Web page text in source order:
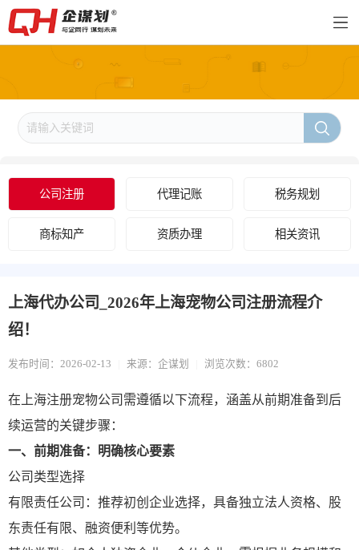
公司注册 代理记账 税务规划
商标知产 资质办理 相关资讯
上海代办公司_2026年上海宠物公司注册流程介
绍！
发布时间：2026-02-13 来源：企谋划 浏览次数：6802
在上海注册宠物公司需遵循以下流程，涵盖从前期准备到后
续运营的关键步骤：
一、前期准备：明确核心要素
公司类型选择
有限责任公司：推荐初创企业选择，具备独立法人资格、股
东责任有限、融资便利等优势。